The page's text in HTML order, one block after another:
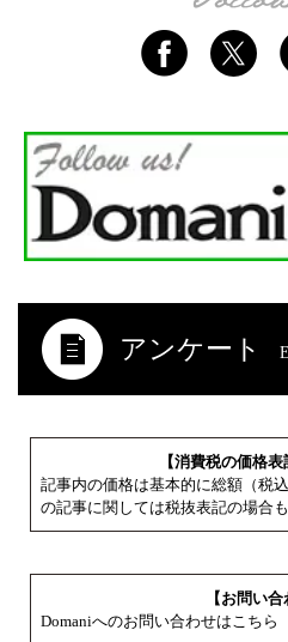
アンケート
【消費税の価格表
記事内の価格は基本的に総額（税
の記事に関しては税抜表記の場合も
【お問い合
Domaniへのお問い合わせはこちら